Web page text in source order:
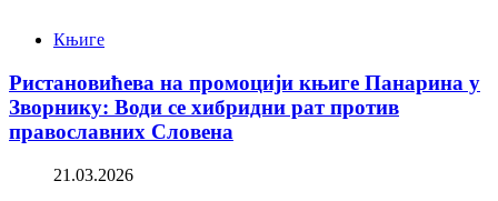
Књиге
Ристановићева на промоцији књиге Панарина у
Зворнику: Води се хибридни рат против
православних Словена
21.03.2026